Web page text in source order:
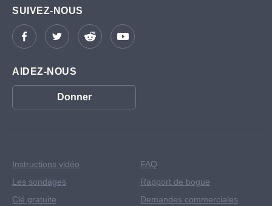
SUIVEZ-NOUS
AIDEZ-NOUS
Donner
Instructions vidéo
Les sondages
Clé gratuite
FAQ
Rapport de bogue
Demandes commerciales